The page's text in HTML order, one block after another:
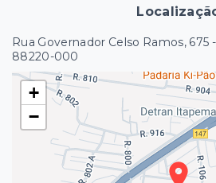
Rua Governador Celso Ramos,
88220-000
+
−